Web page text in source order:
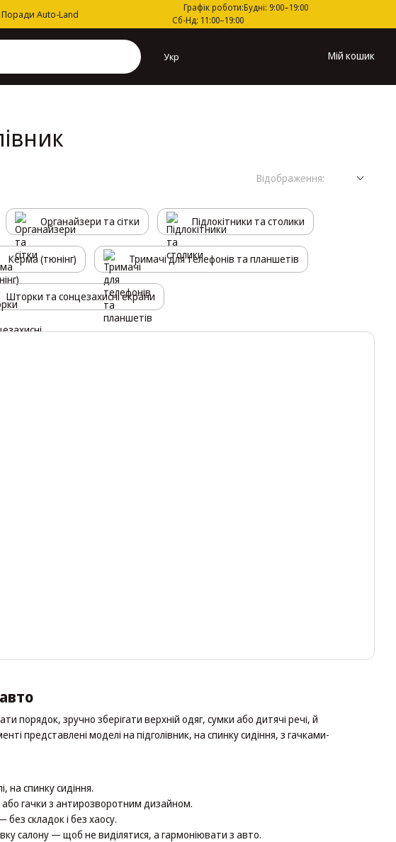
Поради Auto-Land
Графік роботи:Будні: 9:00–19:00
Сб-Нд: 11:00–19:00
Укр Мій кошик
Відображення:
Органайзери та сітки Підлокітники та столики
Керма (тюнінг) Тримачі для телефонів та планшетів
Шторки та сонцезахисні екрани
порядок, зручно зберігати верхній одяг, сумки або дитячі речі, й
представлені моделі на підголівник, на спинку сидіння, з гачками-
на спинку сидіння.
або гачки з антирозворотним дизайном.
складок і без хаосу.
салону — щоб не виділятися, а гармоніювати з авто.